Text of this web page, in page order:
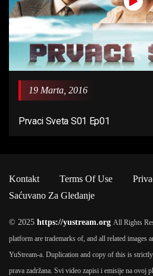
19 Marta, 2016
Prvaci Sveta S01 Ep01
Kontakt Terms Of Use
Saćuvano Za Gledanje
© 2025 https://yustream.org All Rights
platform are trademarks of, and all related images
YuStream-a. Duplication and copy of this is
prava zadržana. Svi video zapisi i emisije na ovoj